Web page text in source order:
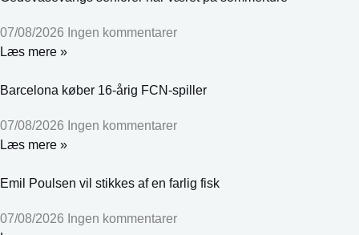
07/08/2026 Ingen kommentarer
Læs mere »
Barcelona køber 16-årig FCN-spiller
07/08/2026 Ingen kommentarer
Læs mere »
Emil Poulsen vil stikkes af en farlig fisk
07/08/2026 Ingen kommentarer